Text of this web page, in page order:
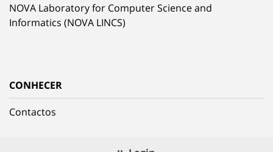
NOVA Laboratory for Computer Science and
Informatics (NOVA LINCS)
CONHECER
Contactos